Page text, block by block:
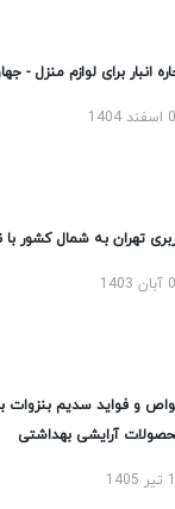
انبار برای لوازم منزل -
تهران به شمال کشور با
و فواید سدیم بنزوات
آرایشی بهداشتی